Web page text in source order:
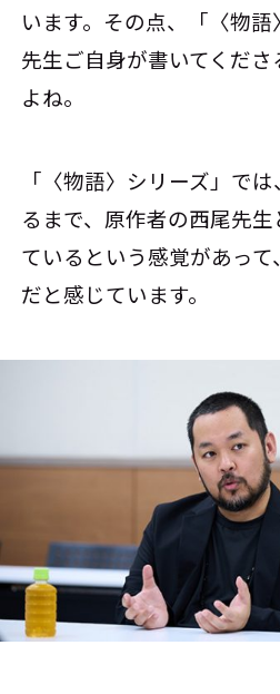
います。その点、「〈物
先生ご自身が書いてくだ
よね。
「〈物語〉シリーズ」で
るまで、原作者の西尾先
ているという感覚があっ
だと感じています。